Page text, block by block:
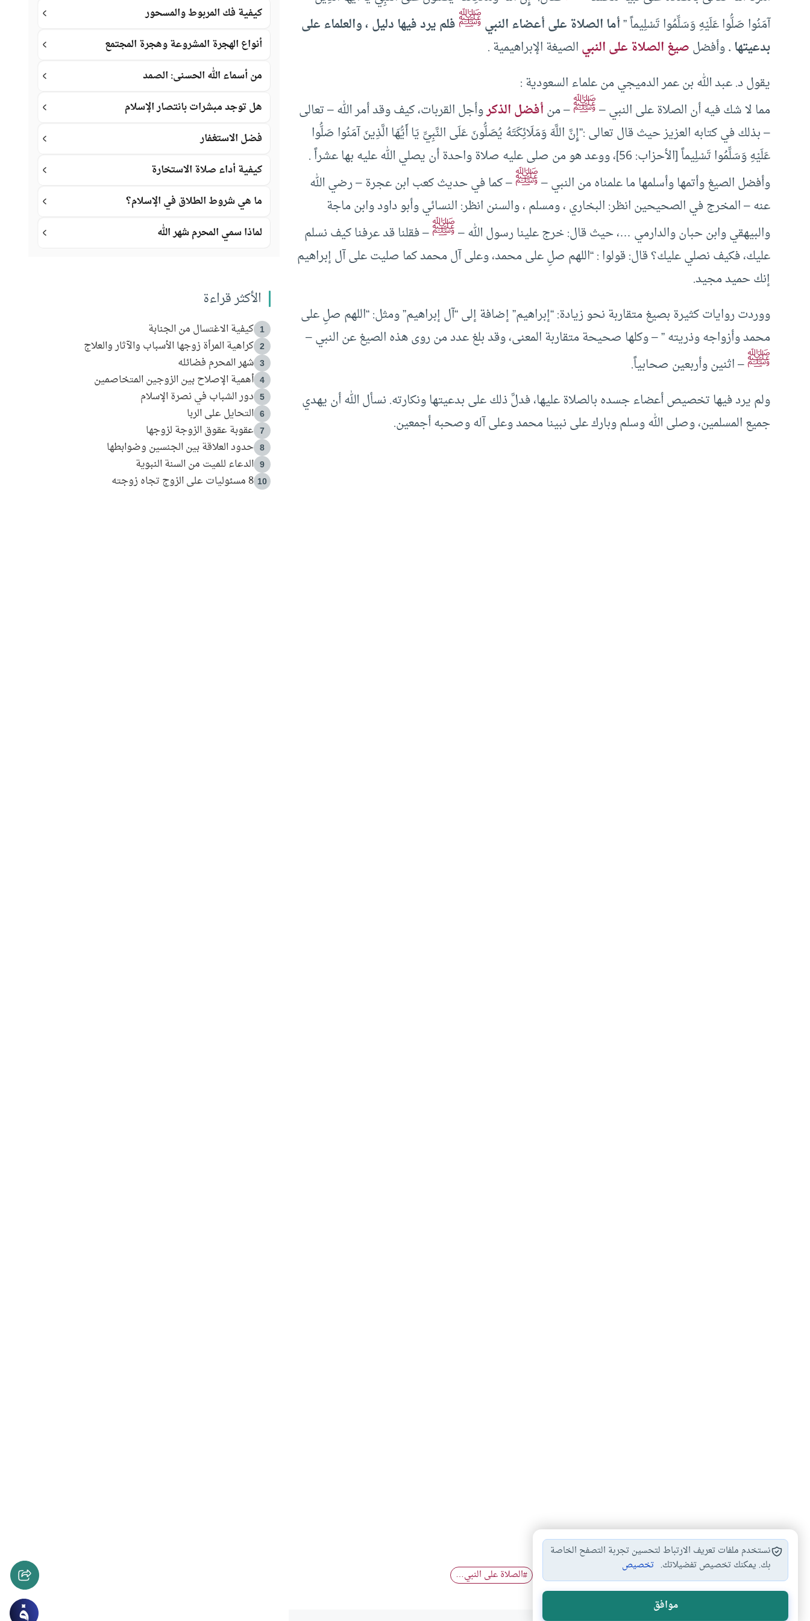
آمَنُوا صَلُّوا عَلَيْهِ وَسَلِّمُوا تَسْلِيماً ”أما الصلاة على أعضاء النبيﷺفلم يرد فيها دليل ، والعلماء على
بدعيتها .وأفضلصيغ الصلاة على النبيالصيغة الإبراهيمية .
يقول د. عبد الله بن عمر الدميجي من علماء السعودية :
مما لا شك فيه أن الصلاة على النبي –ﷺ– منأفضل الذكروأجل القربات، كيف وقد أمر الله – تعالى
– بذلك في كتابه العزيز حيث قال تعالى :”إِنَّ اللَّهَ وَمَلَائِكَتَهُ يُصَلُّونَ عَلَى النَّبِيِّ يَا أَيُّهَا الَّذِينَ آمَنُوا صَلُّوا
عَلَيْهِ وَسَلِّمُوا تَسْلِيماً [الأحزاب: 56]، ووعد هو من صلى عليه صلاة واحدة أن يصلي الله عليه بها عشراً .
وأفضل الصيغ وأتمها وأسلمها ما علمناه من النبي –ﷺ– كما في حديث كعب ابن عجرة – رضي الله
عنه – المخرج في الصحيحين انظر: البخاري ، ومسلم ، والسنن انظر: النسائي وأبو داود وابن ماجة
والبيهقي وابن حبان والدارمي …، حيث قال: خرج علينا رسول الله –ﷺ– فقلنا قد عرفنا كيف نسلم
عليك، فكيف نصلي عليك؟ قال: قولوا : “اللهم صلِ على محمد، وعلى آل محمد كما صليت على آل إبراهيم
إنك حميد مجيد.
ووردت روايات كثيرة بصيغ متقاربة نحو زيادة: “إبراهيم” إضافة إلى “آل إبراهيم” ومثل: “اللهم صلِ على
محمد وأزواجه وذريته ” – وكلها صحيحة متقاربة المعنى، وقد بلغ عدد من روى هذه الصيغ عن النبي –
ﷺ– اثنين وأربعين صحابياً.
ولم يرد فيها تخصيص أعضاء جسده بالصلاة عليها، فدلَّ ذلك على بدعيتها ونكارته. نسأل الله أن يهدي
جميع المسلمين، وصلى الله وسلم وبارك على نبينا محمد وعلى آله وصحبه أجمعين.
الصلاة على النبي صيغ الصلاة على… مع الرسول صلى… #الصلاة على النبي…
كيفية فك المربوط والمسحور
أنواع الهجرة المشروعة وهجرة المجتمع
من أسماء الله الحسنى: الصمد
هل توجد مبشرات بانتصار الإسلام
فضل الاستغفار
كيفية أداء صلاة الاستخارة
ما هي شروط الطلاق في الإسلام؟
لماذا سمي المحرم شهر الله
الأكثر قراءة
1 كيفية الاغتسال من الجنابة
2 كراهية المرأة زوجها الأسباب والآثار والعلاج
3 شهر المحرم فضائله
4 أهمية الإصلاح بين الزوجين المتخاصمين
5 دور الشباب في نصرة الإسلام
6 التحايل على الربا
7 عقوبة عقوق الزوجة لزوجها
8 حدود العلاقة بين الجنسين وضوابطها
9 الدعاء للميت من السنة النبوية
10 8 مسئوليات على الزوج تجاه زوجته
نستخدم ملفات تعريف الارتباط لتحسين تجربة التصفح الخاصة
بك. يمكنك تخصيص تفضيلاتك. تخصيص
موافق